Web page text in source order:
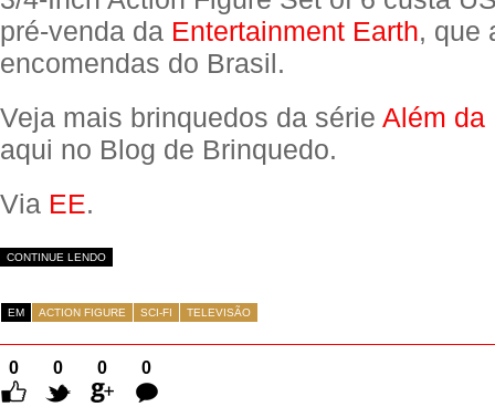
pré-venda da Entertainment Earth, que
encomendas do Brasil.
Veja mais brinquedos da série Além da
aqui no Blog de Brinquedo.
Via EE.
CONTINUE LENDO
EM ACTION FIGURE SCI-FI TELEVISÃO
0 0 0
0
Comentários